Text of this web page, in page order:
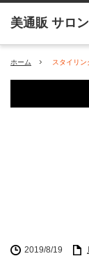
ホーム スタイリン
2019/8/19